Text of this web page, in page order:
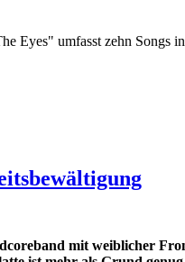
Eyes" umfasst zehn Songs
mit weiblicher